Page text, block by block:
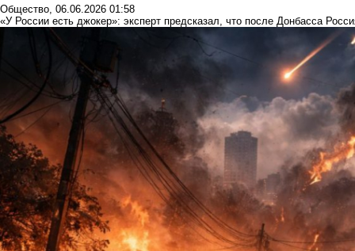
Общество, 06.06.2026 01:58
«У России есть джокер»: эксперт предсказал, что после Донбасса